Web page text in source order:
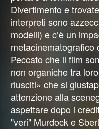
Divertimento e
interpreti sono
modelli) e c’è un
metacinematografico
Peccato che il film
non organiche tra
riusciti» che si
attenzione alla
aspettare dopo i
"veri" Murdock e